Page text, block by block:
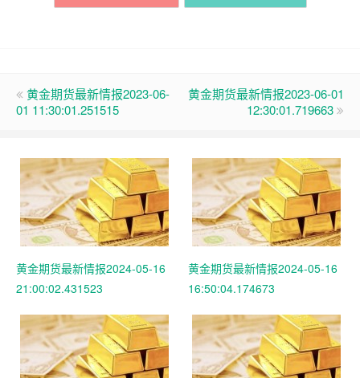
黄金期货最新情报2023-06-
01 11:30:01.251515
黄金期货最新情报2023-06-01
12:30:01.719663
黄金期货最新情报2024-05-16
21:00:02.431523
黄金期货最新情报2024-05-16
16:50:04.174673